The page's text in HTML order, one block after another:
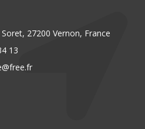
Soret, 27200 Vernon, France
13